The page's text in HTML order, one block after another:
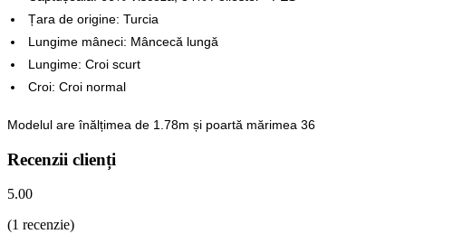
Țara de origine: Turcia
Lungime mâneci: Mâncecă lungă
Lungime: Croi scurt
Croi: Croi normal
Modelul are înălțimea de 1.78m și poartă mărimea 36
Recenzii clienți
5.00
(1 recenzie)